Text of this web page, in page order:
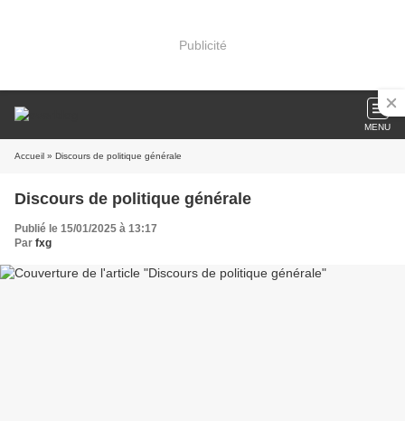
Publicité
MENU
Accueil » Discours de politique générale
Discours de politique générale
Publié le 15/01/2025 à 13:17
Par fxg